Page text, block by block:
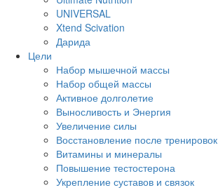
UNIVERSAL
Xtend Scivation
Дарида
Цели
Набор мышечной массы
Набор общей массы
Активное долголетие
Выносливость и Энергия
Увеличение силы
Восстановление после тренировок
Витамины и минералы
Повышение тестостерона
Укрепление суставов и связок